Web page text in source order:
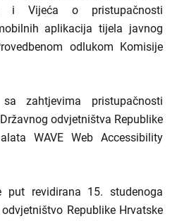
i Vijeća o pristupačnosti
aplikacija tijela javnog
odlukom Komisije
zahtjevima pristupačnosti
odvjetništva Republike
WAVE Web Accessibility
put revidirana 15. studenoga
Republike Hrvatske